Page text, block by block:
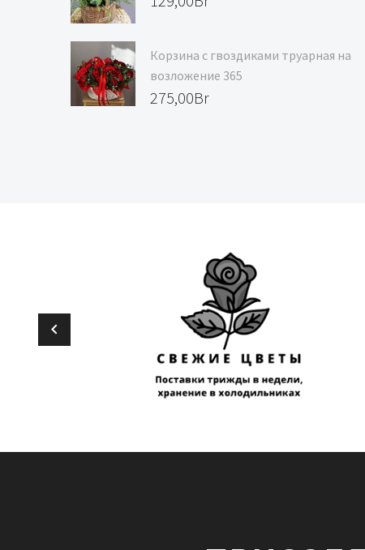
составляла
139,00Br.
цена:
129,00Br.
Корзина с гвоздиками труарная на
возложение 365
275,00Br